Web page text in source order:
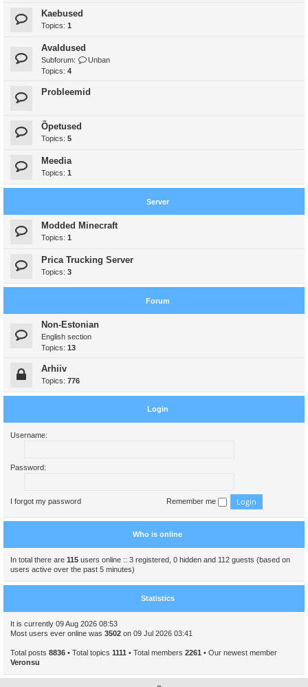
Kaebused
Topics: 1
Avaldused
Subforum:
Unban
Topics: 4
Probleemid
Õpetused
Topics: 5
Meedia
Topics: 1
Server
Modded Minecraft
Topics: 1
Prica Trucking Server
Topics: 3
Forum
Non-Estonian
English section
Topics: 13
Arhiiv
Topics: 776
Login
Username:
Password:
I forgot my password Remember me
Who is online
In total there are 115 users online :: 3 registered, 0 hidden and 112 guests (based on
users active over the past 5 minutes)
Statistics
It is currently 09 Aug 2026 08:53
Most users ever online was 3502 on 09 Jul 2026 03:41
Total posts 8836 • Total topics 1111 • Total members 2261 • Our newest member
Veronsu